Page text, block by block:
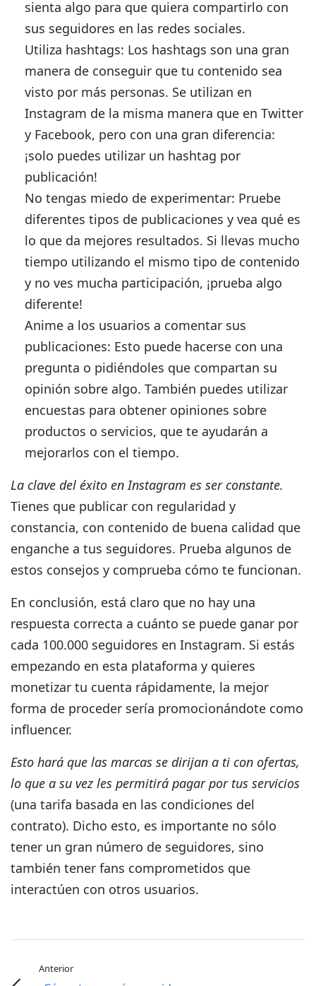
sienta algo para que quiera compartirlo con
sus seguidores en las redes sociales.
Utiliza hashtags: Los hashtags son una gran
manera de conseguir que tu contenido sea
visto por más personas. Se utilizan en
Instagram de la misma manera que en Twitter
y Facebook, pero con una gran diferencia:
¡solo puedes utilizar un hashtag por
publicación!
No tengas miedo de experimentar: Pruebe
diferentes tipos de publicaciones y vea qué es
lo que da mejores resultados. Si llevas mucho
tiempo utilizando el mismo tipo de contenido
y no ves mucha participación, ¡prueba algo
diferente!
Anime a los usuarios a comentar sus
publicaciones: Esto puede hacerse con una
pregunta o pidiéndoles que compartan su
opinión sobre algo. También puedes utilizar
encuestas para obtener opiniones sobre
productos o servicios, que te ayudarán a
mejorarlos con el tiempo.
La clave del éxito en Instagram es ser constante.
Tienes que publicar con regularidad y
constancia, con contenido de buena calidad que
enganche a tus seguidores. Prueba algunos de
estos consejos y comprueba cómo te funcionan.
En conclusión, está claro que no hay una
respuesta correcta a cuánto se puede ganar por
cada 100.000 seguidores en Instagram. Si estás
empezando en esta plataforma y quieres
monetizar tu cuenta rápidamente, la mejor
forma de proceder sería promocionándote como
influencer.
Esto hará que las marcas se dirijan a ti con ofertas,
lo que a su vez les permitirá pagar por tus servicios
(una tarifa basada en las condiciones del
contrato). Dicho esto, es importante no sólo
tener un gran número de seguidores, sino
también tener fans comprometidos que
interactúen con otros usuarios.
Anterior